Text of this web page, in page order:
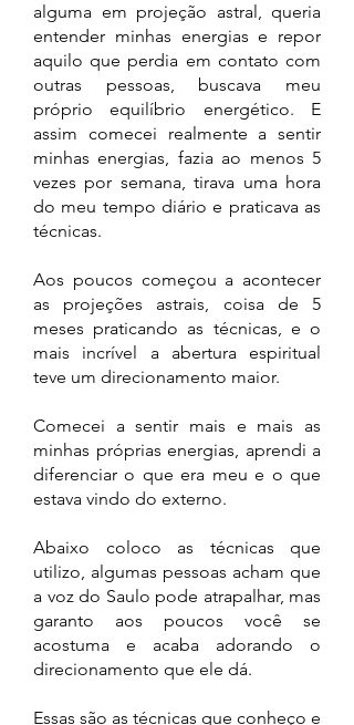
alguma em projeção astral, queria
entender minhas energias e repor
aquilo que perdia em contato com
outras pessoas, buscava meu
próprio equilíbrio energético. E
assim comecei realmente a sentir
minhas energias, fazia ao menos 5
vezes por semana, tirava uma hora
do meu tempo diário e praticava as
técnicas.
Aos poucos começou a acontecer
as projeções astrais, coisa de 5
meses praticando as técnicas, e o
mais incrível a abertura espiritual
teve um direcionamento maior.
Comecei a sentir mais e mais as
minhas próprias energias, aprendi a
diferenciar o que era meu e o que
estava vindo do externo.
Abaixo coloco as técnicas que
utilizo, algumas pessoas acham que
a voz do Saulo pode atrapalhar, mas
garanto aos poucos você se
acostuma e acaba adorando o
direcionamento que ele dá.
Essas são as técnicas que conheço e